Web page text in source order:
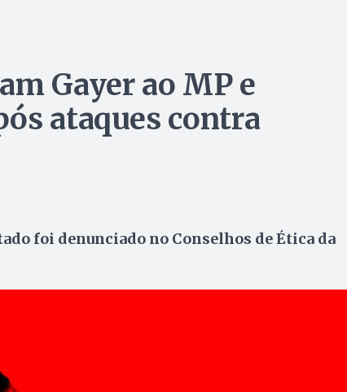
Gayer ao MP e
ataques contra
foi denunciado no Conselhos de Ética da